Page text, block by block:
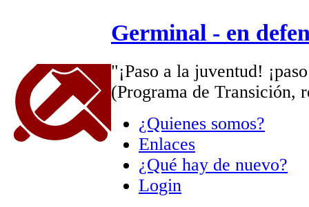
Germinal - en
"¡Paso a la juventud!
(Programa de Transición,
¿Quienes somos?
Enlaces
¿Qué hay de nuevo?
Login